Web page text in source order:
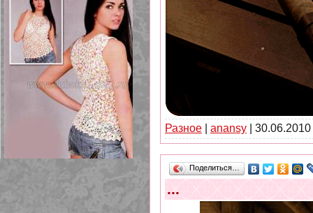
Разное anansy 30.06.2010
Поделиться…
...